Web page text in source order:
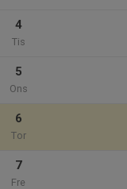
4
Tis
5
Ons
6
Tor
7
Fre